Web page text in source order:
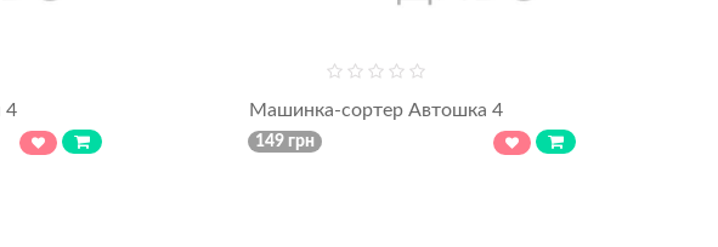
4 Машинка-сортер Автошка 4
149 грн